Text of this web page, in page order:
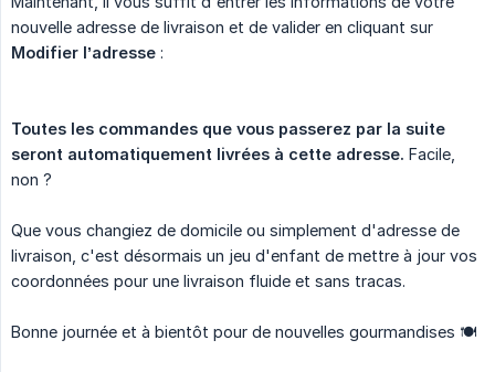
nouvelle adresse de livraison et de valider en cliquant sur
Modifier l’adresse :
Toutes les commandes que vous passerez par la suite
seront automatiquement livrées à cette adresse. Facile,
non ?
Que vous changiez de domicile ou simplement d'adresse de
livraison, c'est désormais un jeu d'enfant de mettre à jour vos
coordonnées pour une livraison fluide et sans tracas.
Bonne journée et à bientôt pour de nouvelles gourmandises 🍽